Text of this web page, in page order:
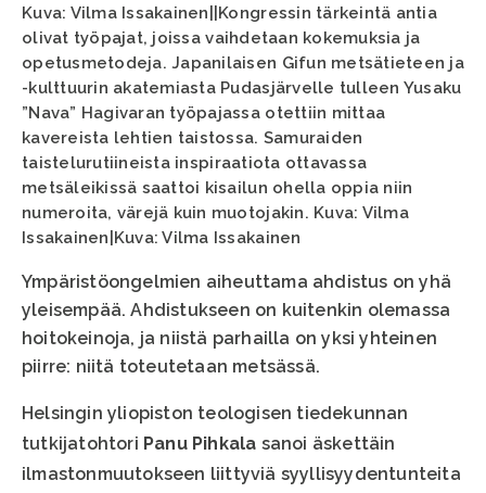
Kuva: Vilma Issakainen||Kongressin tärkeintä antia
olivat työpajat, joissa vaihdetaan kokemuksia ja
opetusmetodeja. Japanilaisen Gifun metsätieteen ja
-kulttuurin akatemiasta Pudasjärvelle tulleen Yusaku
”Nava” Hagivaran työpajassa otettiin mittaa
kavereista lehtien taistossa. Samuraiden
taistelurutiineista inspiraatiota ottavassa
metsäleikissä saattoi kisailun ohella oppia niin
numeroita, värejä kuin muotojakin. Kuva: Vilma
Issakainen|Kuva: Vilma Issakainen
Ympäristöongelmien aiheuttama ahdistus on yhä
yleisempää. Ahdistukseen on kuitenkin olemassa
hoitokeinoja, ja niistä parhailla on yksi yhteinen
piirre: niitä toteutetaan metsässä.
Helsingin yliopiston teologisen tiedekunnan
tutkijatohtori Panu Pihkala sanoi äskettäin
ilmastonmuutokseen liittyviä syyllisyydentunteita